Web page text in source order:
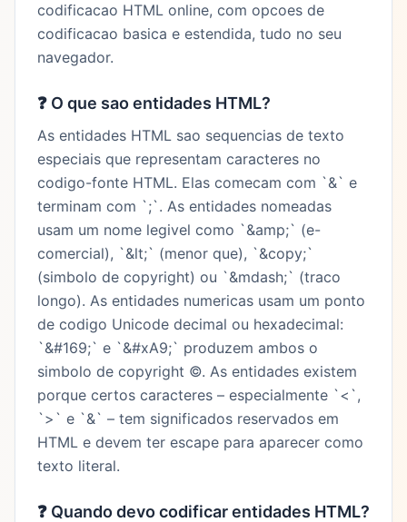
codificacao HTML online, com opcoes de
codificacao basica e estendida, tudo no seu
navegador.
❓ O que sao entidades HTML?
As entidades HTML sao sequencias de texto
especiais que representam caracteres no
codigo-fonte HTML. Elas comecam com `&` e
terminam com `;`. As entidades nomeadas
usam um nome legivel como `&amp;` (e-
comercial), `&lt;` (menor que), `&copy;`
(simbolo de copyright) ou `&mdash;` (traco
longo). As entidades numericas usam um ponto
de codigo Unicode decimal ou hexadecimal:
`&#169;` e `&#xA9;` produzem ambos o
simbolo de copyright ©. As entidades existem
porque certos caracteres – especialmente `<`,
`>` e `&` – tem significados reservados em
HTML e devem ter escape para aparecer como
texto literal.
❓ Quando devo codificar entidades HTML?